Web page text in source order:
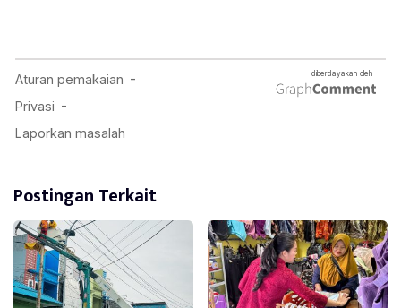
Postingan Terkait